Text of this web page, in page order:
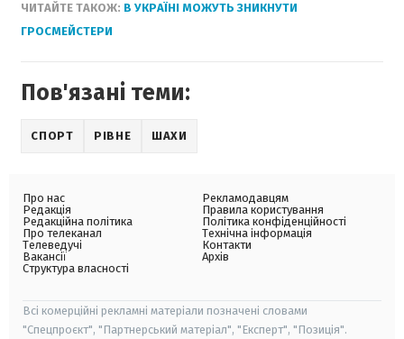
ЧИТАЙТЕ ТАКОЖ: В УКРАЇНІ МОЖУТЬ ЗНИКНУТИ
ГРОСМЕЙСТЕРИ
Пов'язані теми:
СПОРТ РІВНЕ ШАХИ
Про нас
Редакція
Редакційна політика
Про телеканал
Телеведучі
Вакансії
Структура власності
Рекламодавцям
Правила користування
Політика конфіденційності
Технічна інформація
Контакти
Архів
Всі комерційні рекламні матеріали позначені словами
"Спецпроєкт", "Партнерський матеріал", "Експерт", "Позиція".